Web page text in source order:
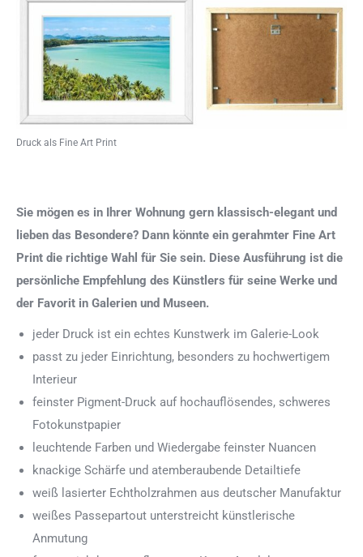
Druck als Fine Art Print
Sie mögen es in Ihrer Wohnung gern klassisch-elegant und
lieben das Besondere? Dann könnte ein gerahmter Fine Art
Print die richtige Wahl für Sie sein. Diese Ausführung ist die
persönliche Empfehlung des Künstlers für seine Werke und
der Favorit in Galerien und Museen.
jeder Druck ist ein echtes Kunstwerk im Galerie-Look
passt zu jeder Einrichtung, besonders zu hochwertigem
Interieur
feinster Pigment-Druck auf hochauflösendes, schweres
Fotokunstpapier
leuchtende Farben und Wiedergabe feinster Nuancen
knackige Schärfe und atemberaubende Detailtiefe
weiß lasierter Echtholzrahmen aus deutscher Manufaktur
weißes Passepartout unterstreicht künstlerische
Anmutung